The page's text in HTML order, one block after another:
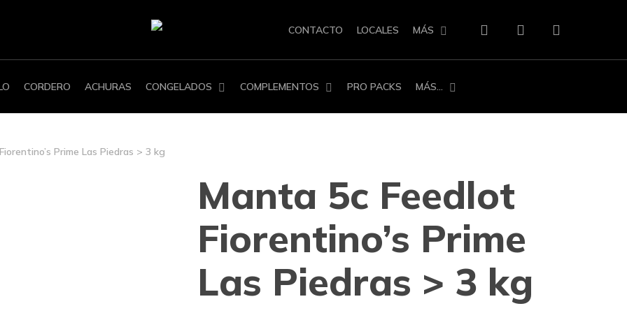
CONTACTO LOCALES MÁS
CORDERO ACHURAS CONGELADOS COMPLEMENTOS PRO PACKS MÁS…
Prime Las Piedras > 3 kg
Manta 5c Feedlot
Fiorentino’s Prime
Las Piedras > 3 kg